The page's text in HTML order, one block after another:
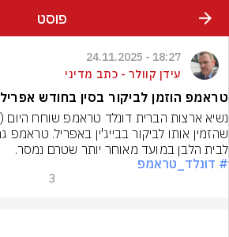
פוסט
18:27 - 24.11.2025
עידן קוולר - כתב מדיני
טראמפ הוזמן לביקור בסין בחודש אפריל
לבית הלבן במועד מאוחר יותר שטרם נמסר.
# דונלד_טראמפ
3